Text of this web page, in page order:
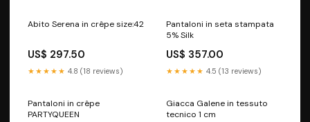
Abito Serena in crêpe size:42
US$ 297.50
★★★★★ 4.8 (18 reviews)
Pantaloni in seta stampata
5% Silk
US$ 357.00
★★★★★ 4.5 (13 reviews)
Pantaloni in crêpe
PARTYQUEEN
Giacca Galene in tessuto
tecnico 1 cm